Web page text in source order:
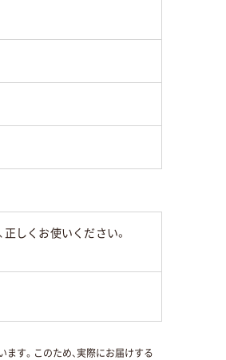
しくお使いください。
ます。このため、実際にお届けする